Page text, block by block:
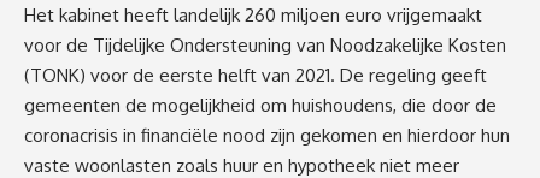
Het kabinet heeft landelijk 260 miljoen euro vrijgemaakt
voor de Tijdelijke Ondersteuning van Noodzakelijke Kosten
(TONK) voor de eerste helft van 2021. De regeling geeft
gemeenten de mogelijkheid om huishoudens, die door de
coronacrisis in financiële nood zijn gekomen en hierdoor hun
vaste woonlasten zoals huur en hypotheek niet meer